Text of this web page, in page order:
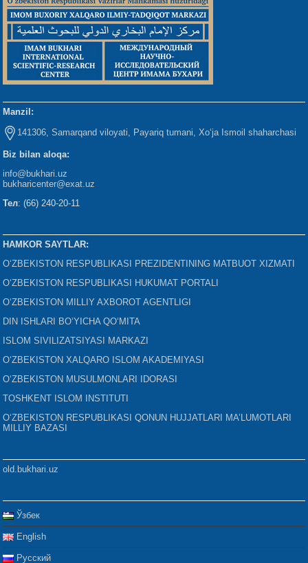
Manzil:
141306, Samarqand viloyati, Payariq tumani, Xo‘ja Ismoil shaharchasi
Biz bilan aloqa:
info@bukhari.uz
bukharicenter@exat.uz
Тел: (66) 240-20-11
HAMKOR SAYTLAR:
O‘ZBEKISTON RESPUBLIKASI PREZIDENTINING MATBUOT XIZMATI
O‘ZBEKISTON RESPUBLIKASI HUKUMAT PORTALI
O‘ZBEKISTON MILLIY AXBOROT AGENTLIGI
DIN ISHLARI BO‘YICHA QO‘MITA
ISLOM SIVILIZATSIYASI MARKAZI
O‘ZBEKISTON XALQARO ISLOM AKADEMIYASI
O‘ZBEKISTON MUSULMONLARI IDORASI
TOSHKENT ISLOM INSTITUTI
O‘ZBEKISTON RESPUBLIKASI QONUN HUJJATLARI MA’LUMOTLARI
MILLIY BAZASI
old.bukhari.uz
Ўзбек
English
Русский